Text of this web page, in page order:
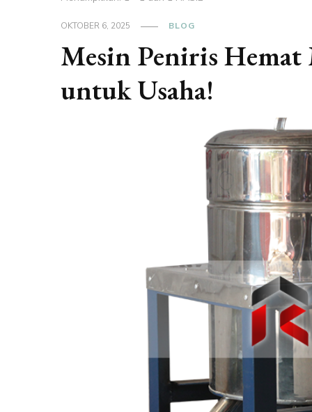
OKTOBER 6, 2025 BLOG
Mesin Peniris
untuk Usaha!